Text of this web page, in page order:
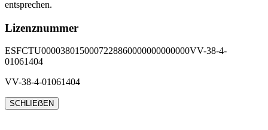
entsprechen.
Lizenznummer
ESFCTU0000380150007228860000000000000VV-38-4-
01061404
VV-38-4-01061404
SCHLIEẞEN